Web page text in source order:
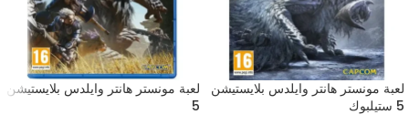
لعبة مونستر هانتر وايلدس بلايستيشن
5 ستيلبوك
لعبة مونستر هانتر وايلدس بلايستيشن
5